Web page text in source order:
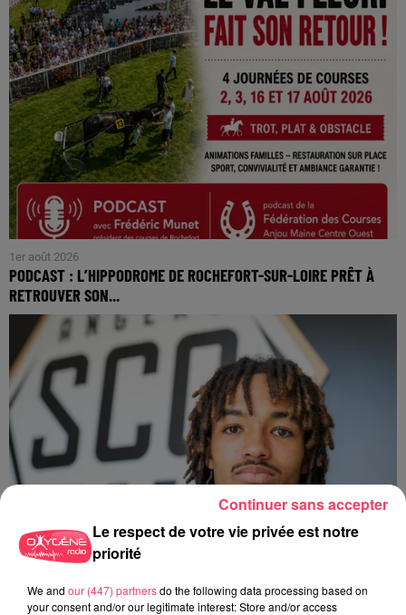
1er août 2026
PODCAST : L’HIPPODROME DE ROCHEFORT-SUR-LOIRE PRÊT À
RETROUVER SON...
Le respect de votre vie privée est notre
priorité
We and our (447) partnersdo the following data processing based on
your consent and/or our legitimate interest: Store and/or access
Continuer sans accepter